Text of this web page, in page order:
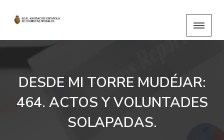
DESDE MI TORRE MUDÉJAR:
464. ACTOS Y VOLUNTADES
SOLAPADAS.